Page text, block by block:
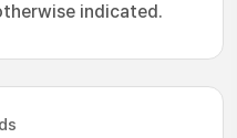
indicated.